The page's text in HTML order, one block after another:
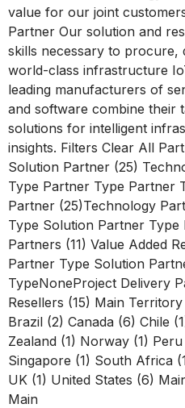
value for our joint
Partner Our solution and
skills necessary to procure,
world-class infrastructure
leading manufacturers of
and software combine their
solutions for intelligent
insights. Filters Clear All
Solution Partner (25)
Type Partner Type Partner
Partner (25)Technology
Type Solution Partner Type
Partners (11) Value Added
Partner Type Solution
TypeNoneProject Delivery
Resellers (15) Main
Brazil (2) Canada (6) Chile
Zealand (1) Norway (1) Peru
Singapore (1) South Africa
UK (1) United States (6)
Main